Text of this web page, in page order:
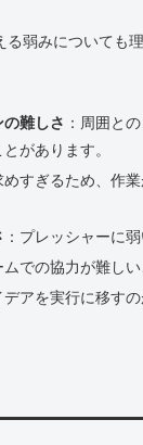
る弱みについても
難しさ ：周囲と
があります。
すぎるため、作
：プレッシャーに
での協力が難しい
デアを実行に移す